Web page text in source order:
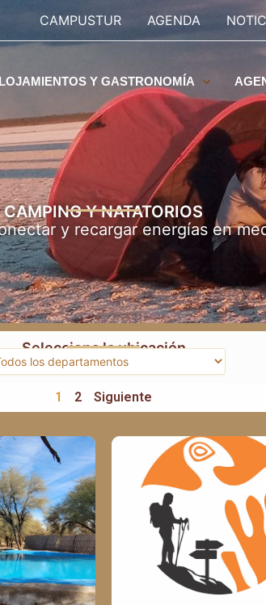
CAMPUSTUR AGENDA
Y GASTRONOMÍA
CAMPING Y NATATORIOS
y recargar energías en
Selecciona la ubicación
1 2 Siguiente